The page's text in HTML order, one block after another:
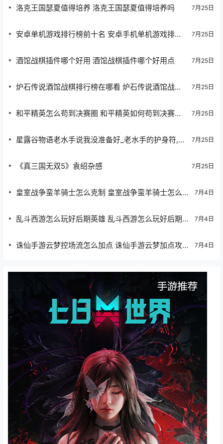
洛克王国瑟夏值得培养 洛克王国瑟夏值得培养吗 7月25日
安卓单机游戏排行榜前十名 安卓手机单机游戏排行
7月25日
酒馆战棋插件哪个好用 酒馆战棋插件哪个好用点 7月25日
炉石传说酒馆战棋排行榜在哪看 炉石传说酒馆战棋
7月25日
和平精英怎么苟到决赛圈 和平精英如何苟到决赛圈
7月25日
星露谷物语老水手说我没准备好_老水手的护身符,星
7月25日
《真三国无双5》袁绍杂感 7月25日
皇室战争蛮羊骑士怎么克制 皇室战争蛮羊骑士怎么防
7月4日
乱斗西游怎么玩好后期英雄 乱斗西游怎么玩好后期武
7月4日
诛仙手游云梦控场流怎么加点 诛仙手游云梦加点攻略
7月4日